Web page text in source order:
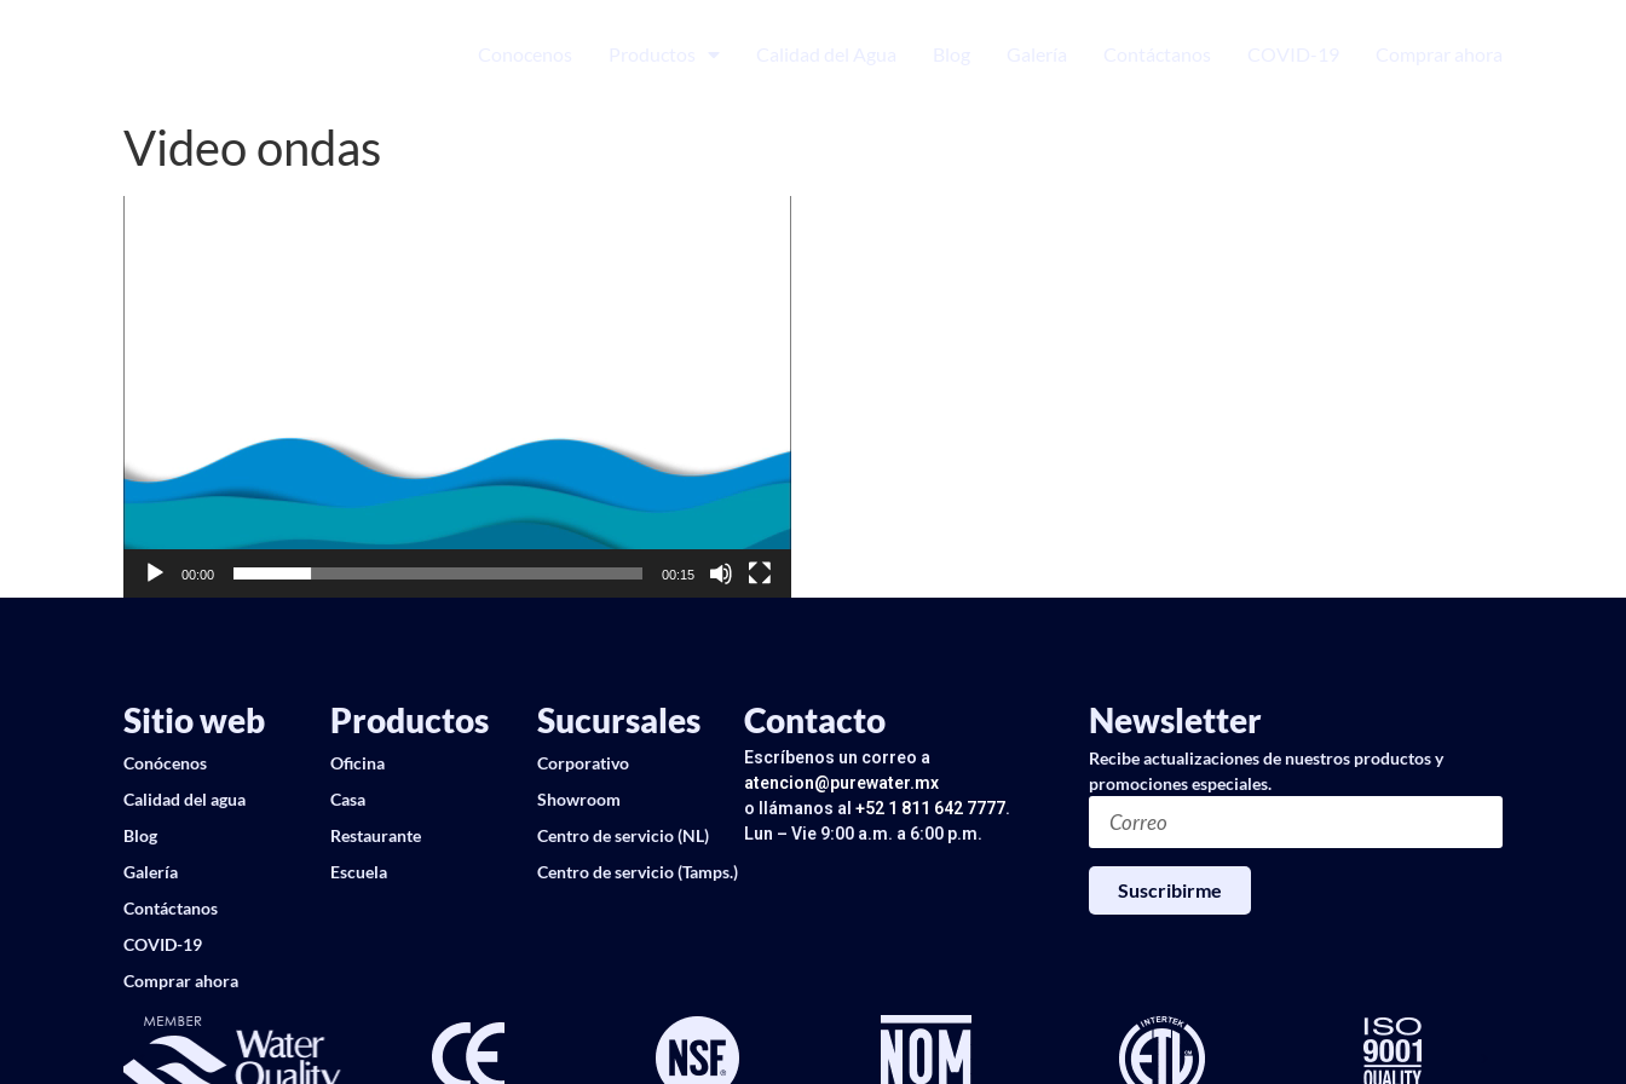
Video ondas
00:00 00:15
Sitio web
Conócenos
Calidad del agua
Blog
Galería
Contáctanos
COVID-19
Comprar ahora
Productos
Oficina
Casa
Restaurante
Escuela
Sucursales
Corporativo
Showroom
Centro de servicio (NL)
Centro de servicio (Tamps.)
Contacto
Escríbenos un correo a
atencion@purewater.mx
o llámanos al +52 1 811 642 7777.
Lun – Vie 9:00 a.m. a 6:00 p.m.
Newsletter
Recibe actualizaciones de nuestros productos y
promociones especiales.
Suscribirme